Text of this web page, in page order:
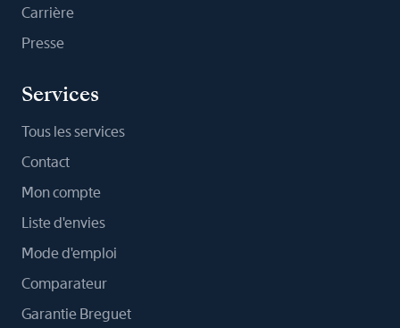
Carrière
Presse
Services
Tous les services
Contact
Mon compte
Liste d'envies
Mode d'emploi
Comparateur
Garantie Breguet